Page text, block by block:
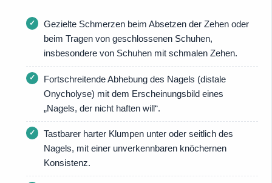
Gezielte Schmerzen beim Absetzen der Zehen oder
beim Tragen von geschlossenen Schuhen,
insbesondere von Schuhen mit schmalen Zehen.
Fortschreitende Abhebung des Nagels (distale
Onycholyse) mit dem Erscheinungsbild eines
„Nagels, der nicht haften will“.
Tastbarer harter Klumpen unter oder seitlich des
Nagels, mit einer unverkennbaren knöchernen
Konsistenz.